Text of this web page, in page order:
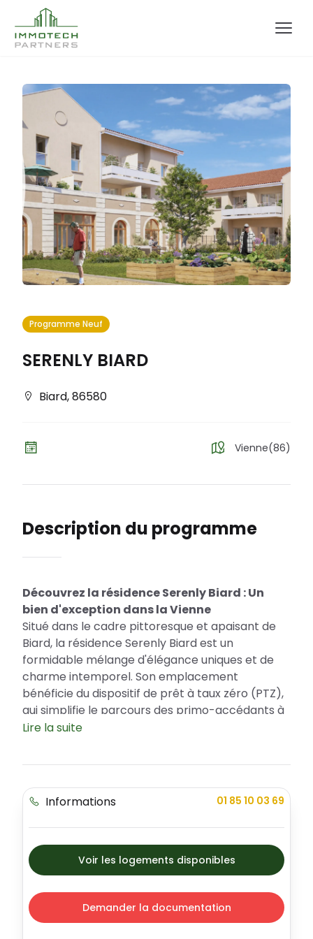
Programme Neuf
SERENLY BIARD
Biard,86580
Vienne(86)
Description du programme
Découvrez la résidence Serenly Biard : Un
bien d'exception dans la Vienne
Situé dans le cadre pittoresque et apaisant de
Biard, la résidence Serenly Biard est un
formidable mélange d'élégance uniques et de
charme intemporel. Son emplacement
bénéficie du dispositif de prêt à taux zéro (PTZ),
qui simplifie le parcours des primo-accédants à
la propriété. Cette résidence exceptionnelle est
espaces de vie chaleureux et conviviaux. Elle
différents types d’appartements, tous meublés
et équipés pour garantir une totale autonomie.
La ville de Biard, dans la Vienne, offre aux
habitants de Serenly Biard un environnement
paisible avec une proximité accrue des
commodités. La résidence se situe dans un
quartier sécurisé, à une distance idéale des
Lire la suite
Informations 01 85 10 03 69
Voir les logements disponibles
Demander la documentation